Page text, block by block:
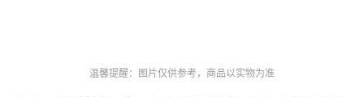
温馨提醒：图片仅供参考，商品以实物为准